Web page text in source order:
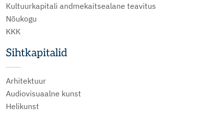
Kultuurkapitali andmekaitsealane teavitus
Nõukogu
KKK
Sihtkapitalid
Arhitektuur
Audiovisuaalne kunst
Helikunst